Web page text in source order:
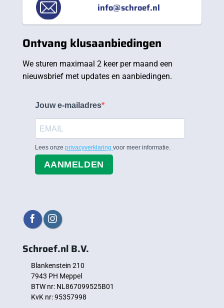
info@schroef.nl
Ontvang klusaanbiedingen
We sturen maximaal 2 keer per maand een
nieuwsbrief met updates en aanbiedingen.
Jouw e-mailadres
Lees onze privacyverklaring voor meer informatie.
AANMELDEN
Schroef.nl B.V.
Blankenstein 210
7943 PH Meppel
BTW nr: NL867099525B01
KvK nr: 95357998